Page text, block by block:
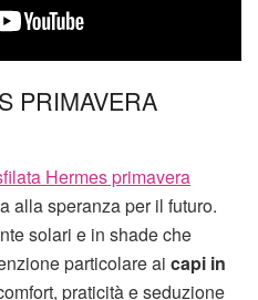
PRIMAVERA
Hermes primavera
alla speranza per il futuro.
solari e in shade che
particolare ai capi in
praticità e seduzione